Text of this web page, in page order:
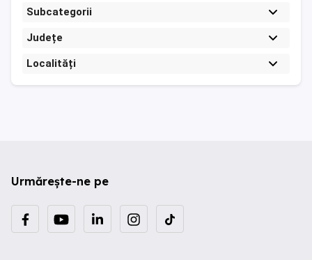
Subcategorii
Județe
Localități
Urmărește-ne pe